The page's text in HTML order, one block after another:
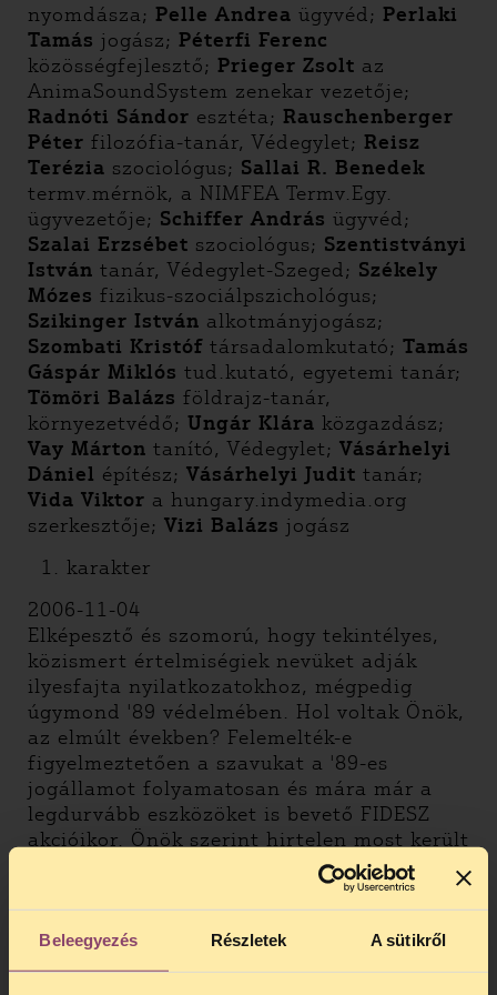
Beleegyezés Részletek A sütikről
nyomdásza; Pelle Andrea ügyvéd; Perlaki
Tamás jogász; Péterfi Ferenc
közösségfejlesztő; Prieger Zsolt az
AnimaSoundSystem zenekar vezetője;
Radnóti Sándor esztéta; Rauschenberger
Péter filozófia-tanár, Védegylet; Reisz
Terézia szociológus; Sallai R. Benedek
termv.mérnök, a NIMFEA Termv.Egy.
ügyvezetője; Schiffer András ügyvéd;
Szalai Erzsébet szociológus; Szentistványi
István tanár, Védegylet-Szeged; Székely
Mózes fizikus-szociálpszichológus;
Szikinger István alkotmányjogász;
Szombati Kristóf társadalomkutató; Tamás
Gáspár Miklós tud.kutató, egyetemi tanár;
Tömöri Balázs földrajz-tanár,
környezetvédő; Ungár Klára közgazdász;
Vay Márton tanító, Védegylet; Vásárhelyi
Dániel építész; Vásárhelyi Judit tanár;
Vida Viktor a hungary.indymedia.org
szerkesztője; Vizi Balázs jogász
1. karakter
2006-11-04
Elképesztő és szomorú, hogy tekintélyes,
közismert értelmiségiek nevüket adják
ilyesfajta nyilatkozatokhoz, mégpedig
úgymond '89 védelmében. Hol voltak Önök,
az elmúlt években? Felemelték-e
figyelmeztetően a szavukat a '89-es
jogállamot folyamatosan és mára már a
legdurvább eszközöket is bevető FIDESZ
akcióikor. Önök szerint hirtelen most került
veszélybe '89? És senki, semmi más, csak a
magyar rendőrség fenyegeti itt '89-et?
Egyéb problémát nem is érzékelnek?